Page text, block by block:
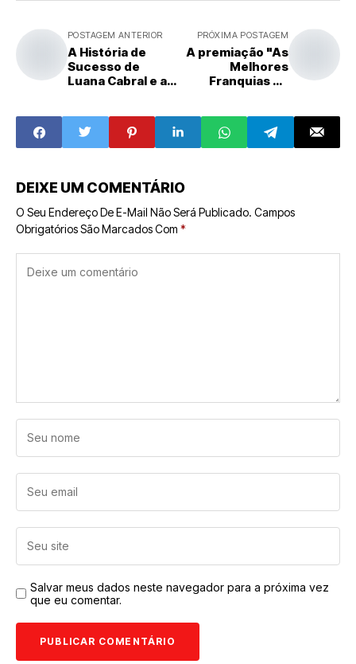
POSTAGEM ANTERIOR
A História de
Sucesso de
Luana Cabral e a
PRÓXIMA POSTAGEM
A premiação "As
Melhores
Franquias do
Empresas &
Grandes
Negócios (PEGN)
DEIXE UM COMENTÁRIO
O Seu Endereço De E-Mail Não Será Publicado. Campos
Obrigatórios São Marcados Com *
Salvar meus dados neste navegador para a próxima vez
que eu comentar.